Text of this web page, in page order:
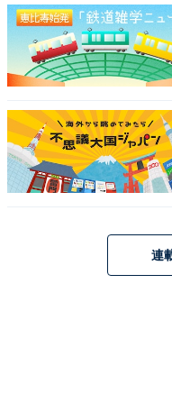
A post shared by シュ
第2位は、前年度のラ
「M-1グランプリ2019
者に。シュウペイさん
連